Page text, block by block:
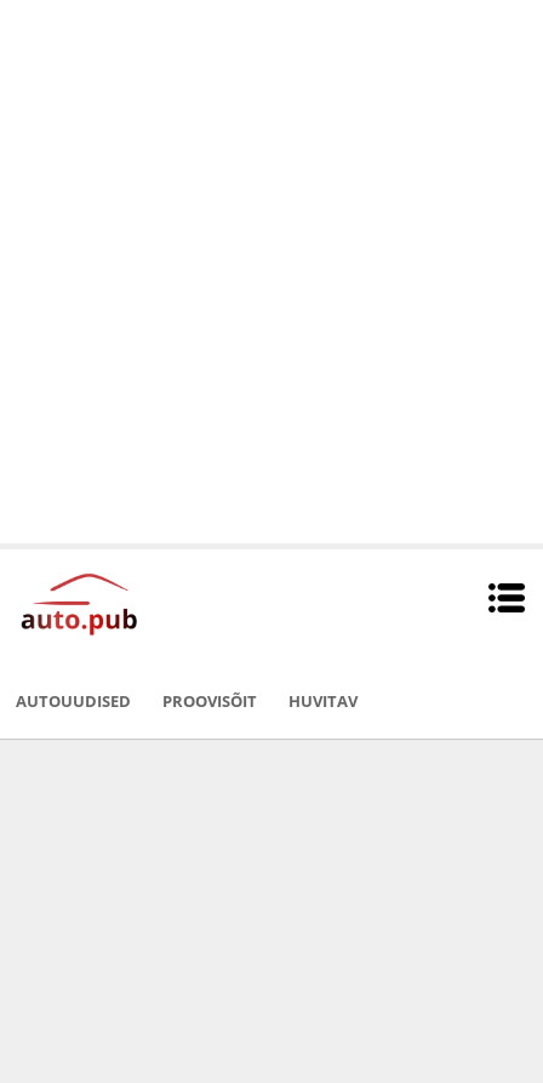
AUTOUUDISED PROOVISÕIT HUVITAV